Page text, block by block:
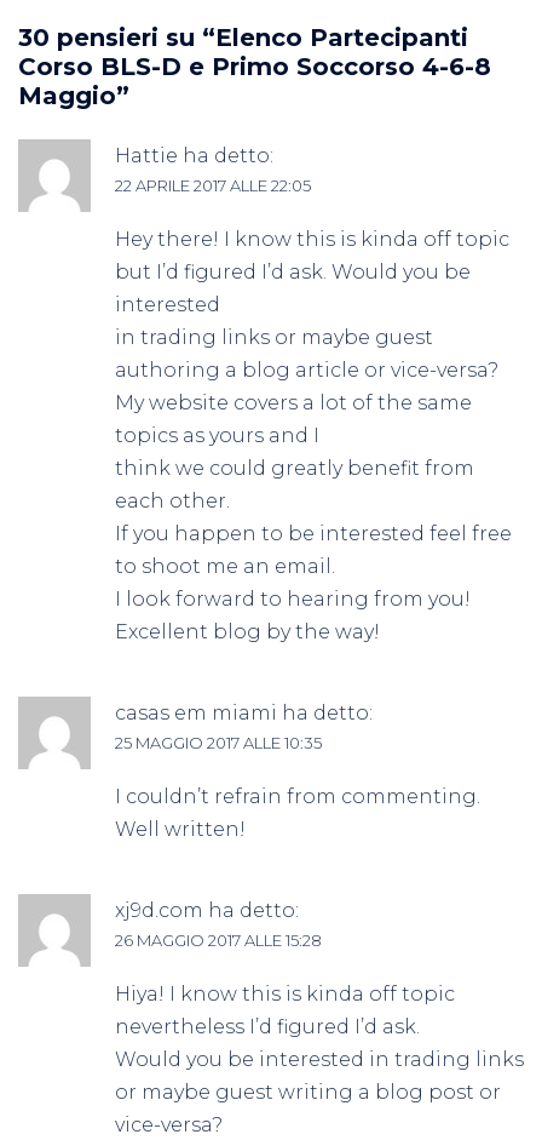
30 pensieri su “Elenco Partecipanti
Corso BLS-D e Primo Soccorso 4-6-8
Maggio”
Hattie ha detto:
22 APRILE 2017 ALLE 22:05
Hey there! I know this is kinda off topic
but I’d figured I’d ask. Would you be
interested
in trading links or maybe guest
authoring a blog article or vice-versa?
My website covers a lot of the same
topics as yours and I
think we could greatly benefit from
each other.
If you happen to be interested feel free
to shoot me an email.
I look forward to hearing from you!
Excellent blog by the way!
casas em miami ha detto:
25 MAGGIO 2017 ALLE 10:35
I couldn’t refrain from commenting.
Well written!
xj9d.com ha detto:
26 MAGGIO 2017 ALLE 15:28
Hiya! I know this is kinda off topic
nevertheless I’d figured I’d ask.
Would you be interested in trading links
or maybe guest writing a blog post or
vice-versa?